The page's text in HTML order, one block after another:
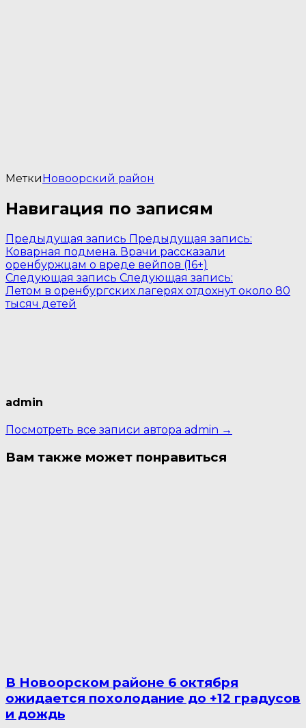
МеткиНовоорский район
Навигация по записям
Предыдущая запись Предыдущая запись:
Коварная подмена. Врачи рассказали
оренбуржцам о вреде вейпов (16+)
Следующая запись Следующая запись:
Летом в оренбургских лагерях отдохнут около 80
тысяч детей
admin
Посмотреть все записи автора admin →
Вам также может понравиться
В Новоорском районе 6 октября
ожидается похолодание до +12 градусов
и дождь